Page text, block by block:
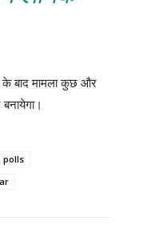
के बाद मामला कुछ और
polls